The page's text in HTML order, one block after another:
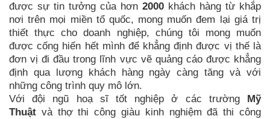
được sự tin tưởng của hơn 2000 khách hàng từ khắp
nơi trên mọi miền tổ quốc, mong muốn đem lại giá trị
thiết thực cho doanh nghiệp, chúng tôi mong muốn
được cống hiến hết mình để khẳng định được vị thế là
đơn vị đi đầu trong lĩnh vực vẽ quảng cáo được khẳng
định qua lượng khách hàng ngày càng tăng và với
những công trình quy mô lớn.
Với đội ngũ hoạ sĩ tốt nghiệp ở các trường Mỹ
Thuật và thợ thi công giàu kinh nghiệm đã thi công